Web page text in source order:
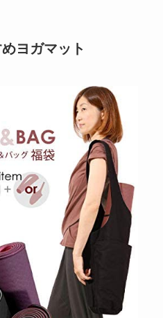
ヨガマット